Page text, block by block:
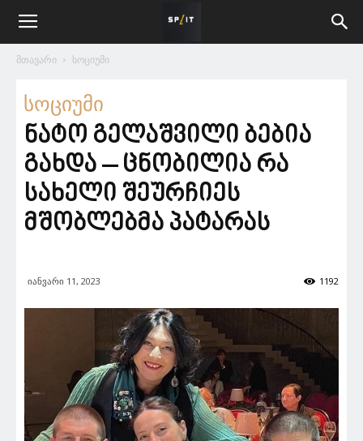
მთავარი სოციუმი
სოციუმი
ნატო გელაშვილი ბებია
გახდა – ცნობილია რა
სახელი შეურჩიეს
მშობლებმა პატარას
იანვარი 11, 2023 1192